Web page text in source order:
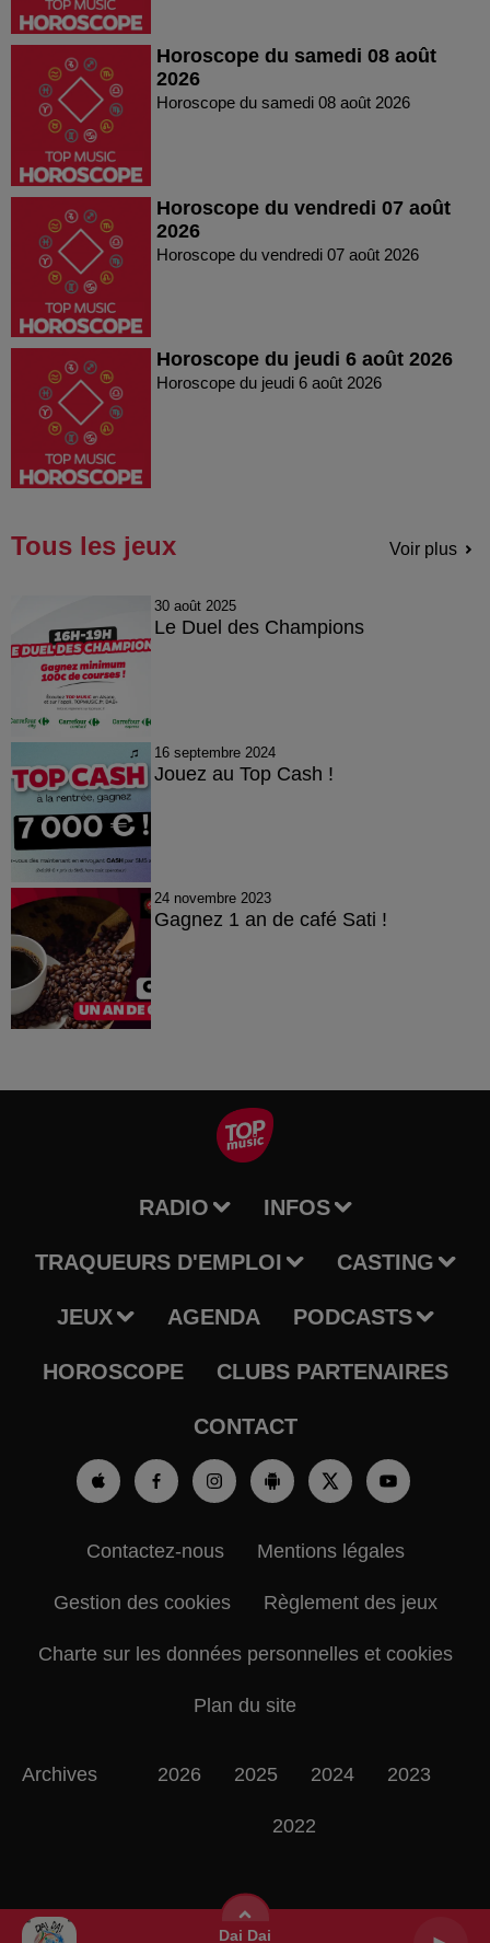
Dai Dai
Horoscope du samedi 08 août
2026
Horoscope du samedi 08 août 2026
Horoscope du vendredi 07 août
2026
Horoscope du vendredi 07 août 2026
Horoscope du jeudi 6 août 2026
Horoscope du jeudi 6 août 2026
Tous les jeux Voir plus
30 août 2025
Le Duel des Champions
16 septembre 2024
Jouez au Top Cash !
24 novembre 2023
Gagnez 1 an de café Sati !
RADIO INFOS
TRAQUEURS D'EMPLOI CASTING
JEUX AGENDA PODCASTS
HOROSCOPE CLUBS PARTENAIRES
CONTACT
Contactez-nous Mentions légales
Gestion des cookies Règlement des jeux
Charte sur les données personnelles et cookies
Plan du site
Archives 2026 2025 2024 2023
2022